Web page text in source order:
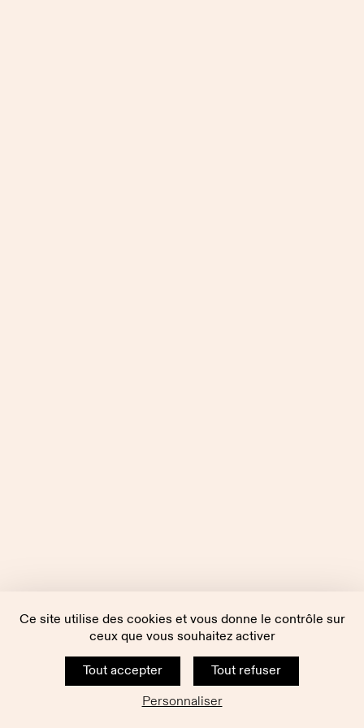
Ce site utilise des cookies et vous donne le contrôle sur
ceux que vous souhaitez activer
Tout accepter
Tout refuser
Personnaliser